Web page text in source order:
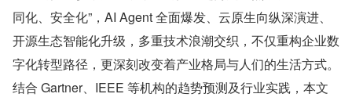
同化、安全化”，AI Agent 全面爆发、云原生向纵深演进、
开源生态智能化升级，多重技术浪潮交织，不仅重构企业数
字化转型路径，更深刻改变着产业格局与人们的生活方式。
结合 Gartner、IEEE 等机构的趋势预测及行业实践，本文